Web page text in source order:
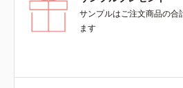
サンプルはご注文商品の合
ます